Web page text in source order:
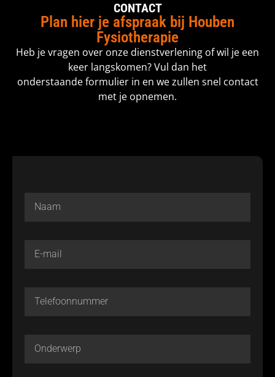
CONTACT
Plan hier je afspraak bij Houben
Fysiotherapie
Heb je vragen over onze dienstverlening of wil je een
keer langskomen? Vul dan het
onderstaande formulier in en we zullen snel contact
met je opnemen.